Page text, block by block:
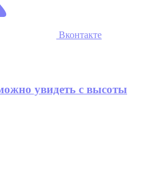
Вконтакте
увидеть с высоты